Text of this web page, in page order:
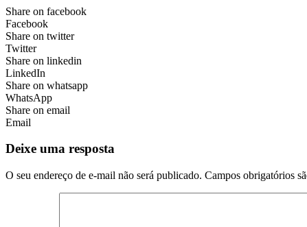
Share on facebook
Facebook
Share on twitter
Twitter
Share on linkedin
LinkedIn
Share on whatsapp
WhatsApp
Share on email
Email
Deixe uma resposta
O seu endereço de e-mail não será publicado. Campos obrigatórios